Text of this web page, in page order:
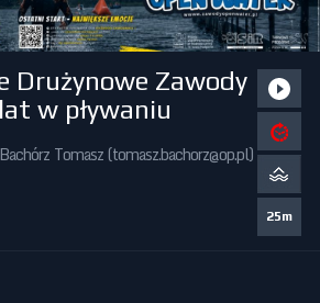
Drużynowe Zawody
w pływaniu
Bachórz Tomasz (tomasz.bachorz@op.pl)
25m